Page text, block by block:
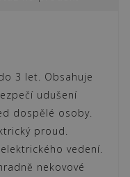
3 let. Obsahuje
udušení
dospělé osoby.
proud.
vedení.
nekovové